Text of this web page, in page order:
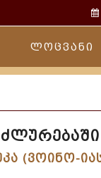
ლოცვანი
(ვოინო-